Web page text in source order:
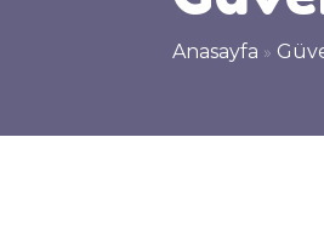
Anasayfa »